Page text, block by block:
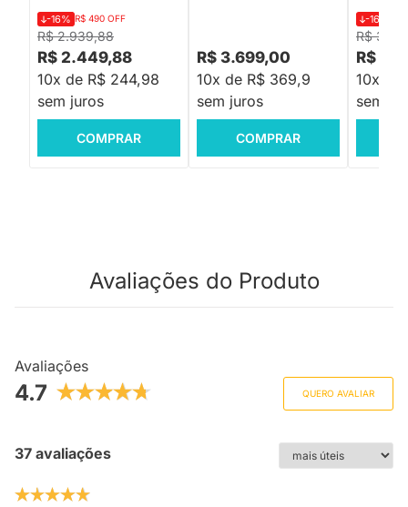
R$ 2.939,88
-16% R$ 490 OFF
R$ 2.449,88
10x de R$ 244,98
sem juros
COMPRAR
R$ 3.699,00
10x de R$ 369,9
sem juros
COMPRAR
R$
-16%
R$
10x de
sem
Avaliações do Produto
Avaliações
4.7 QUERO AVALIAR
37 avaliações